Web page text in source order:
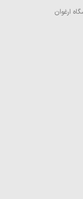
ارغوان